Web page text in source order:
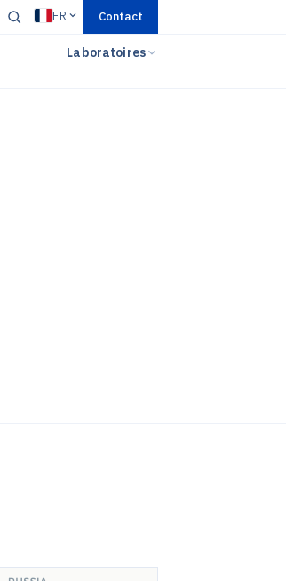
FR Contact
Laboratoires